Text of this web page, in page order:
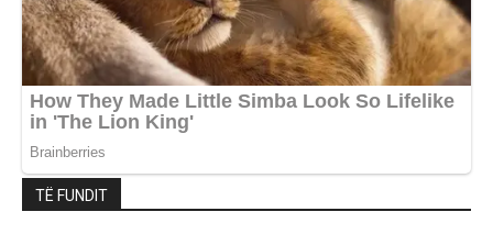
TË FUNDIT